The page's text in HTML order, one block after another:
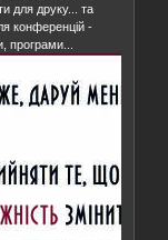
для друку... та
конференцій -
програми...